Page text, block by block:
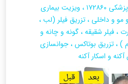
خزایی نظام پزشکی ۱۷۲۸۶۰ ، ویزیت بیماری
و داخلی ، تزریق فیلر (لب ،
، فیلر شقیقه ، گونه و چانه و
) ، تزریق بوتاکس ، جوانسازی
و اسکار آکنه